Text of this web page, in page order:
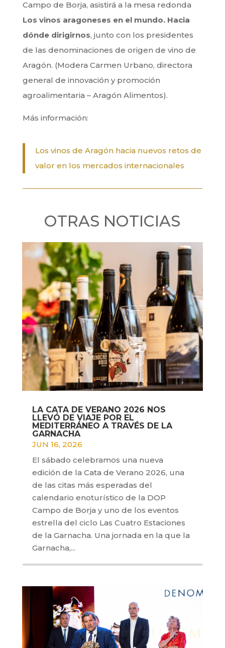
Campo de Borja, asistirá a la mesa redonda
Los vinos aragoneses en el mundo. Hacia
dónde dirigirnos, junto con los presidentes
de las denominaciones de origen de vino de
Aragón. (Modera Carmen Urbano, directora
general de innovación y promoción
agroalimentaria – Aragón Alimentos).
Más información:
Los vinos de Aragón hacia nuevos retos de
valor en los mercados internacionales
OTRAS NOTICIAS
LA CATA DE VERANO 2026 NOS
LLEVÓ DE VIAJE POR EL
MEDITERRÁNEO A TRAVÉS DE LA
GARNACHA
JUN 16, 2026
El sábado celebramos una nueva
edición de la Cata de Verano 2026, una
de las citas más esperadas del
calendario enoturístico de la DOP
Campo de Borja y uno de los eventos
estrella del ciclo Las Cuatro Estaciones
de la Garnacha. Una jornada en la que la
Garnacha,...